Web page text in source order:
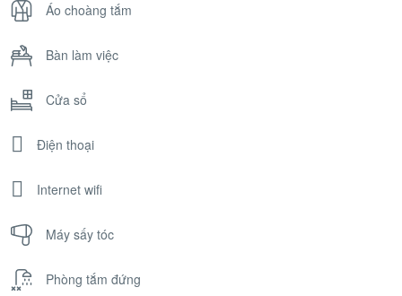
Áo choàng tắm
Bàn làm việc
Cửa sổ
Điện thoại
Internet wifi
Máy sấy tóc
Phòng tắm đứng